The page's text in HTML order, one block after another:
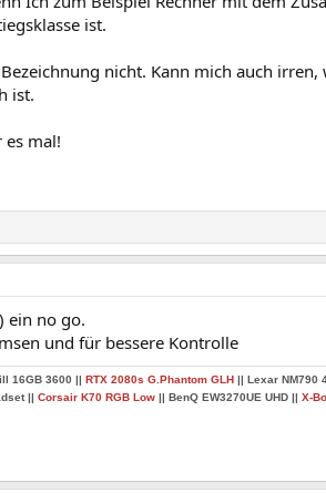
ist.
nicht. Kann mich auch
ist.
es mal!
ein no go.
und für bessere Kontrolle
16GB 3600 || RTX 2080s G.Phantom GLH || Lexar NM790
|| Corsair K70 RGB Low || BenQ EW3270UE UHD || X-